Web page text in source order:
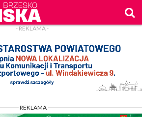
- REKLAMA -
- REKLAMA -